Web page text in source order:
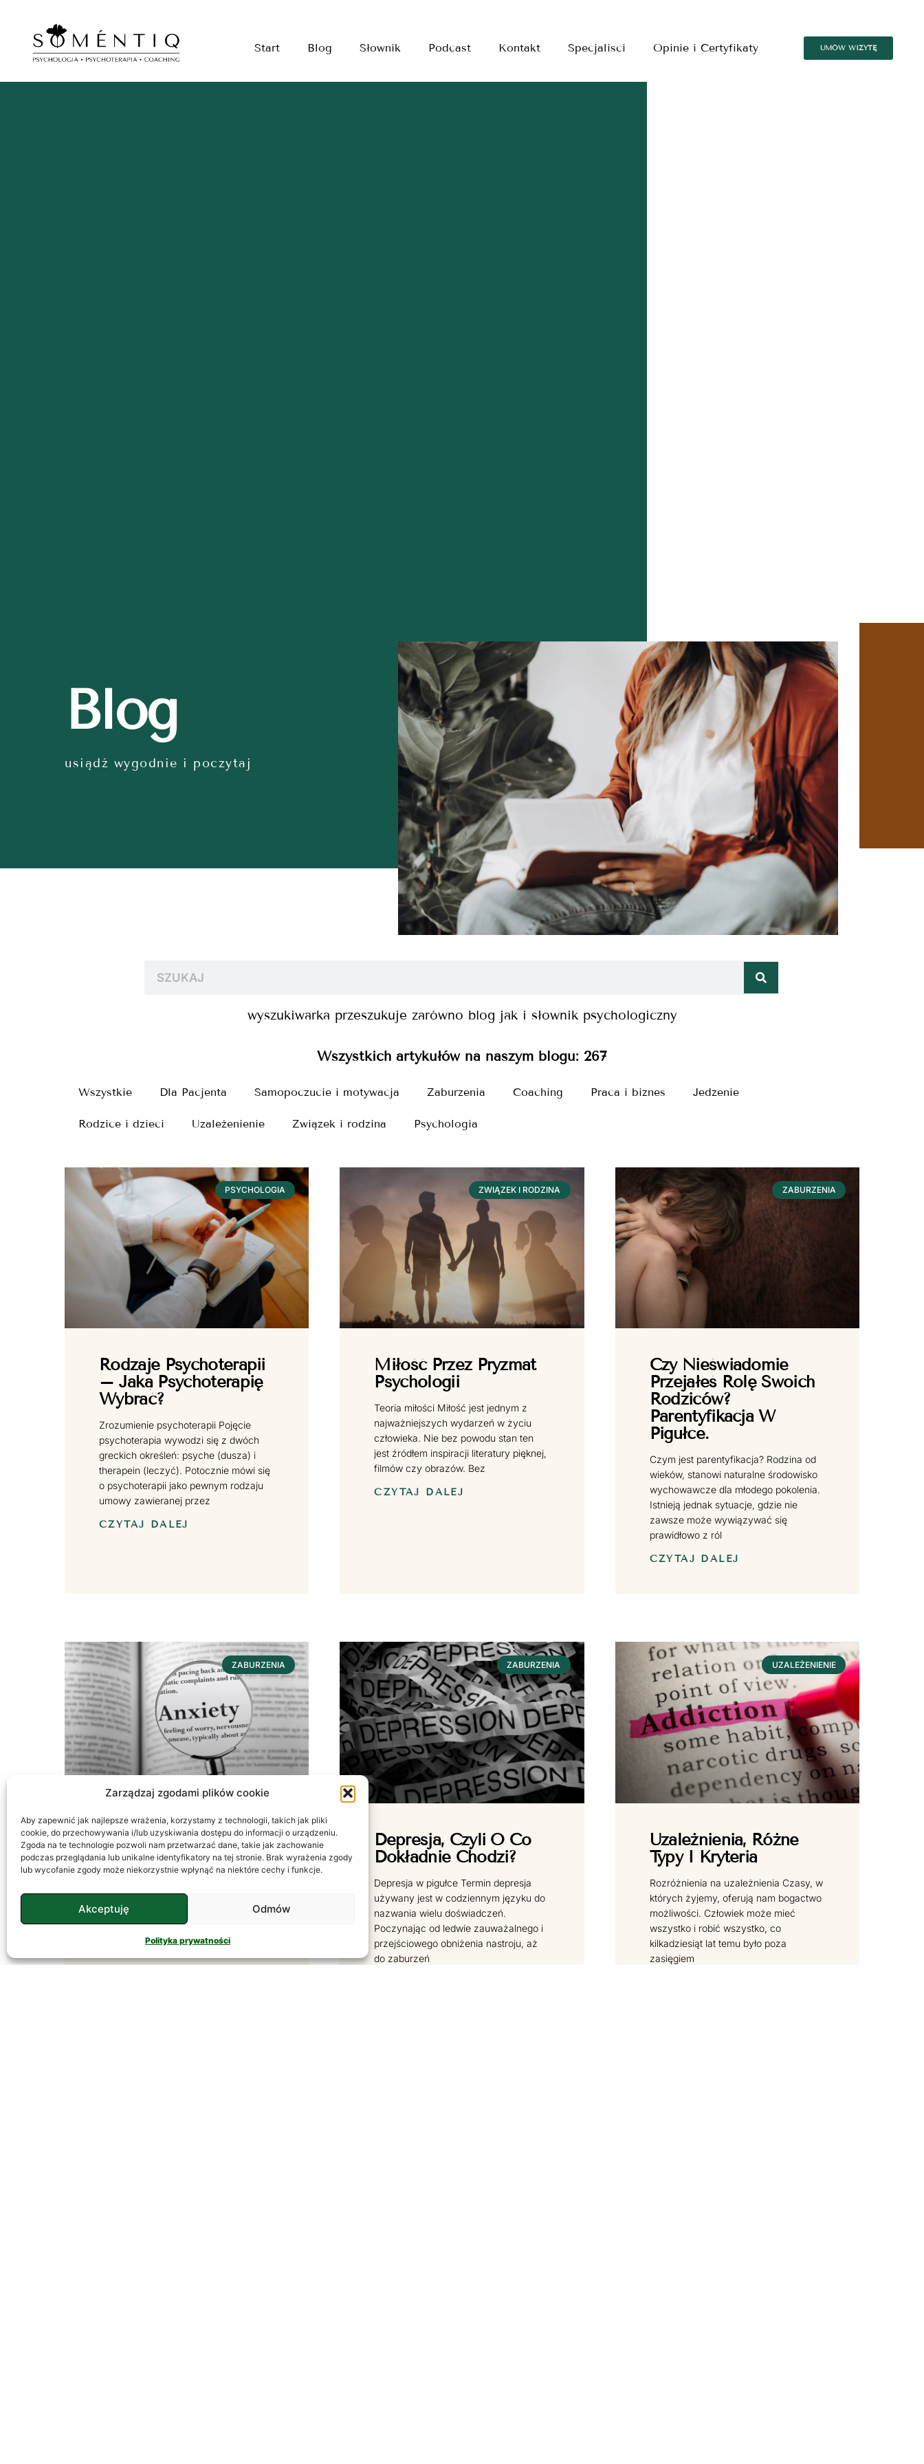
Zarządzaj zgodami plików cookie
Aby zapewnić jak najlepsze wrażenia, korzystamy z technologii, takich jak pliki
cookie, do przechowywania i/lub uzyskiwania dostępu do informacji o urządzeniu.
Zgoda na te technologie pozwoli nam przetwarzać dane, takie jak zachowanie
podczas przeglądania lub unikalne identyfikatory na tej stronie. Brak wyrażenia zgody
lub wycofanie zgody może niekorzystnie wpłynąć na niektóre cechy i funkcje.
Akceptuję Odmów
Polityka prywatności
Start Blog Słownik Podcast Kontakt Specjalisci Opinie i Certyfikaty UMÓW WIZYTĘ
Blog
usiądź wygodnie i poczytaj
wyszukiwarka przeszukuje zarówno blog jak i słownik psychologiczny
Wszystkich artykułów na naszym blogu: 267
Wszystkie Dla Pacjenta Samopoczucie i motywacja Zaburzenia Coaching Praca i biznes Jedzenie
Rodzice i dzieci Uzależenienie Związek i rodzina Psychologia
PSYCHOLOGIA
Rodzaje Psychoterapii
– Jaką Psychoterapię
Wybrać?
Zrozumienie psychoterapii Pojęcie
psychoterapia wywodzi się z dwóch
greckich określeń: psyche (dusza) i
therapein (leczyć). Potocznie mówi się
o psychoterapii jako pewnym rodzaju
umowy zawieranej przez
CZYTAJ DALEJ
ZWIĄZEK I RODZINA
Miłość Przez Pryzmat
Psychologii
Teoria miłości Miłość jest jednym z
najważniejszych wydarzeń w życiu
człowieka. Nie bez powodu stan ten
jest źródłem inspiracji literatury pięknej,
filmów czy obrazów. Bez
CZYTAJ DALEJ
ZABURZENIA
Czy Nieświadomie
Przejąłeś Rolę Swoich
Rodziców?
Parentyfikacja W
Pigułce.
Czym jest parentyfikacja? Rodzina od
wieków, stanowi naturalne środowisko
wychowawcze dla młodego pokolenia.
Istnieją jednak sytuacje, gdzie nie
zawsze może wywiązywać się
prawidłowo z ról
CZYTAJ DALEJ
ZABURZENIA
Lęk, Strach, Czy Fobia?
O co chodzi z tym lękiem? Każdy z nas
samolotem, inni pająków, a niektórzy
śmierci. Strach jest naturalnym
CZYTAJ DALEJ
ZABURZENIA
Depresja, Czyli O Co
Dokładnie Chodzi?
Depresja w pigułce Termin depresja
używany jest w codziennym języku do
nazwania wielu doświadczeń.
Poczynając od ledwie zauważalnego i
przejściowego obniżenia nastroju, aż
do zaburzeń
UZALEŻENIENIE
Uzależnienia, Różne
Typy I Kryteria
Rozróżnienia na uzależnienia Czasy, w
których żyjemy, oferują nam bogactwo
możliwości. Człowiek może mieć
wszystko i robić wszystko, co
kilkadziesiąt lat temu było poza
zasięgiem